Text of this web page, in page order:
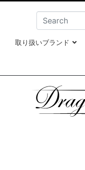
取り扱いブランド